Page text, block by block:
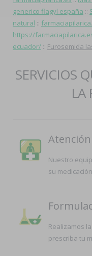
generico flagyl españa ::
natural ::
https://
ecuador/ :: Furosemida
SERVICIOS
LA
Nuestro
su
Realizamos
prescriba tu